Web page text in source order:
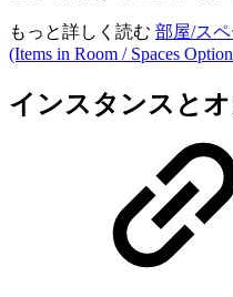
もっと詳しく読む 部屋/ス
(Items in Room / Spaces
インスタンスと